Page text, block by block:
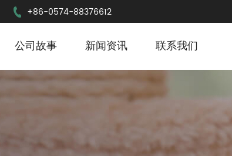
+86-0574-88376612
公司故事 新闻资讯 联系我们